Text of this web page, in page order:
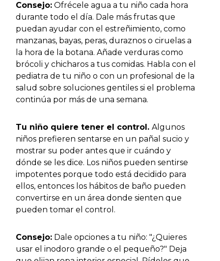
Consejo: Ofrécele agua a tu niño cada hora
durante todo el día. Dale más frutas que
puedan ayudar con el estreñimiento, como
manzanas, bayas, peras, duraznos o ciruelas a
la hora de la botana. Añade verduras como
brócoli y chicharos a tus comidas. Habla con el
pediatra de tu niño o con un profesional de la
salud sobre soluciones gentiles si el problema
continúa por más de una semana.
Tu niño quiere tener el control. Algunos
niños prefieren sentarse en un pañal sucio y
mostrar su poder antes que ir cuándo y
dónde se les dice. Los niños pueden sentirse
impotentes porque todo está decidido para
ellos, entonces los hábitos de baño pueden
convertirse en un área donde sienten que
pueden tomar el control.
Consejo: Dale opciones a tu niño: "¿Quieres
usar el inodoro grande o el pequeño?" Deja